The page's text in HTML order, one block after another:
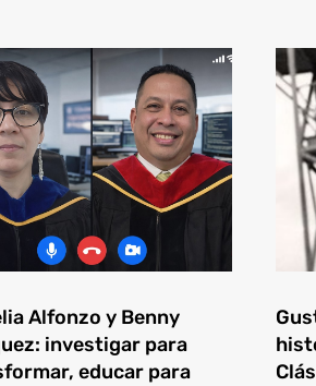
Alfonzo y Benny
investigar para
educar para